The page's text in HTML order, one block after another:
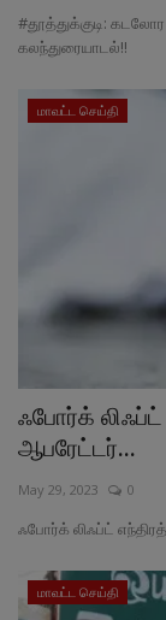
#தூத்துக்குடி:
கலந்துரையாடல்!!
மாவட்ட செய்தி
ஃபோர்க் லிஃப்ட்
ஆபரேட்டர்...
May 29, 2023 0
ஃபோர்க் லிஃப்ட்
மாவட்ட செய்தி